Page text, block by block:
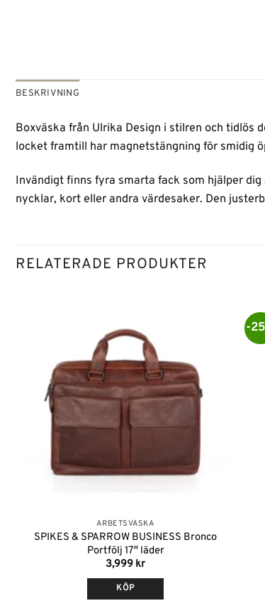
BESKRIVNING
Boxväska från Ulrika Design i stilren och tidlös
locket framtill har magnetstängning för smidig
Invändigt finns fyra smarta fack som hjälper
nycklar, kort eller andra värdesaker. Den
RELATERADE PRODUKTER
ARBETSVÄSKA
SPIKES & SPARROW BUSINESS Bronco
Portfölj 17″ läder
3,999 kr
KÖP
-